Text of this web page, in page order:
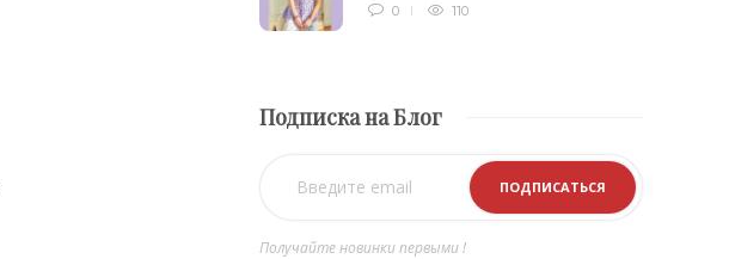
0 110
Подписка на Блог
Получайте новинки первыми !